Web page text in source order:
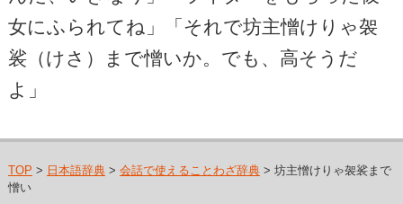
女にふられてね」「それで坊主憎けりゃ袈
裟（けさ）まで憎いか。でも、高そうだ
よ」
TOP > 日本語辞典> 会話で使えることわざ辞典> 坊主憎けりゃ袈裟まで
憎い